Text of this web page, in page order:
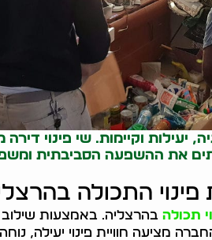
יעילות וקיימות. שי פינוי
את ההשפעה הסביבתית
התכולה
תכולה בהרצליה. באמצעות שילוב
מציעה חוויית פינוי יעילה,